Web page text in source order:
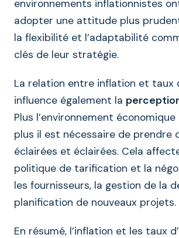
environnements inflationnistes
adopter une attitude plus
la flexibilité et l’adaptabilité
clés de leur stratégie.
La relation entre inflation et taux
influence également la
Plus l’environnement
plus il est nécessaire de prendre
éclairées et éclairées. Cela
politique de tarification et la
les fournisseurs, la gestion de la
planification de nouveaux projets.
En résumé, l’inflation et les taux